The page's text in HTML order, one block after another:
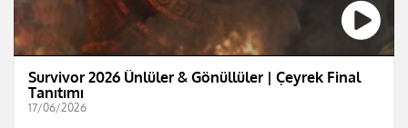
Survivor 2026 Ünlüler & Gönüllüler | Çeyrek Final
Tanıtımı
17/06/2026